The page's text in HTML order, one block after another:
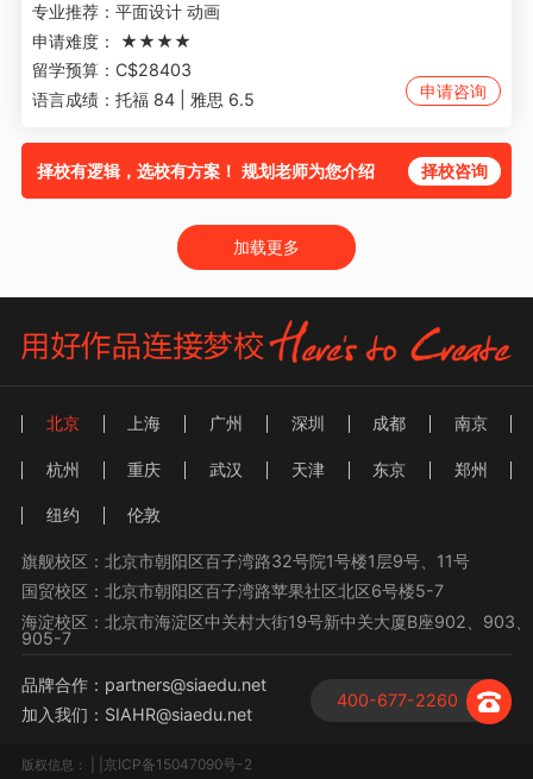
专业推荐： 平面设计 动画
申请难度：
★★★★
留学预算： C$28403
语言成绩： 托福 84 | 雅思 6.5 申请咨询
择校有逻辑，选校有方案！ 规划老师为您介绍 择校咨询
加载更多
北京 上海 广州 深圳 成都 南京
杭州 重庆 武汉 天津 东京 郑州
纽约 伦敦
旗舰校区：北京市朝阳区百子湾路32号院1号楼1层9号、11号
国贸校区：北京市朝阳区百子湾路苹果社区北区6号楼5-7
海淀校区：北京市海淀区中关村大街19号新中关大厦B座902、903、
905-7
400-677-2260
品牌合作：partners@siaedu.net
加入我们：SIAHR@siaedu.net
版权信息： | |京ICP备15047090号-2